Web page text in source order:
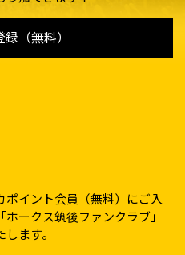
（無料）
イント会員（無料）にご入
ークス筑後ファンクラブ」
ます。